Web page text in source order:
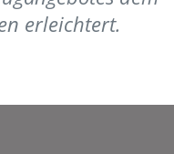
erleichtert.